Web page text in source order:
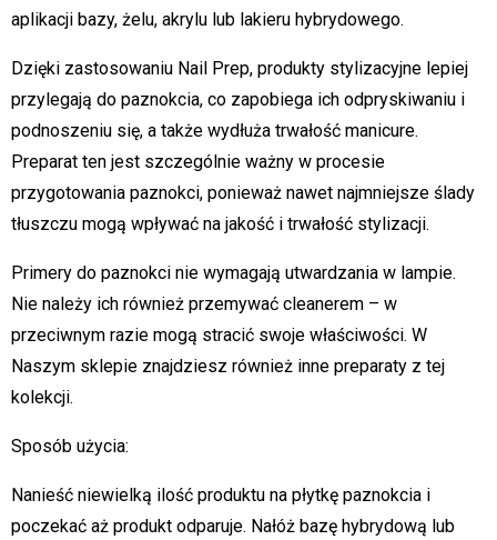
aplikacji bazy, żelu, akrylu lub lakieru hybrydowego.
Dzięki zastosowaniu Nail Prep, produkty stylizacyjne lepiej
przylegają do paznokcia, co zapobiega ich odpryskiwaniu i
podnoszeniu się, a także wydłuża trwałość manicure.
Preparat ten jest szczególnie ważny w procesie
przygotowania paznokci, ponieważ nawet najmniejsze ślady
tłuszczu mogą wpływać na jakość i trwałość stylizacji.
Primery do paznokci nie wymagają utwardzania w lampie.
Nie należy ich również przemywać cleanerem – w
przeciwnym razie mogą stracić swoje właściwości. W
Naszym sklepie znajdziesz również inne preparaty z tej
kolekcji.
Sposób użycia:
Nanieść niewielką ilość produktu na płytkę paznokcia i
poczekać aż produkt odparuje. Nałóż bazę hybrydową lub